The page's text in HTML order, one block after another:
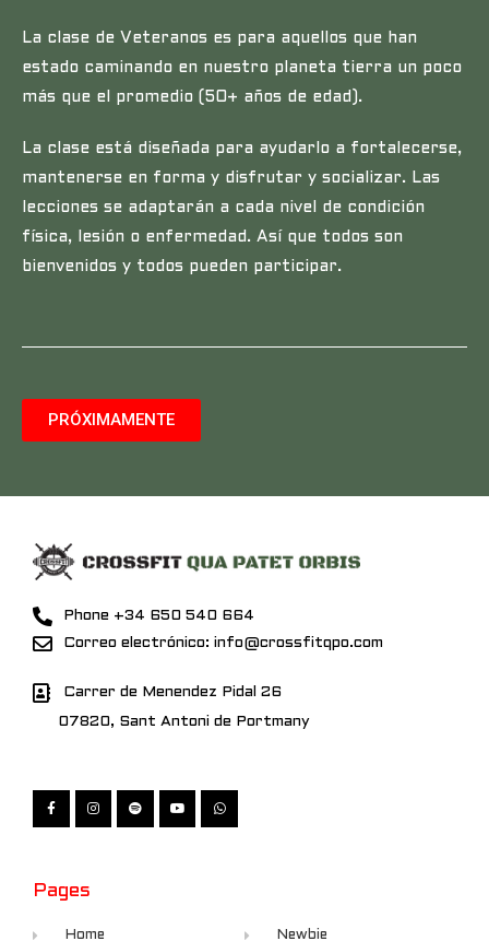
La clase de Veteranos es para aquellos que han
estado caminando en nuestro planeta tierra un poco
más que el promedio (50+ años de edad).
La clase está diseñada para ayudarlo a fortalecerse,
mantenerse en forma y disfrutar y socializar. Las
lecciones se adaptarán a cada nivel de condición
física, lesión o enfermedad. Así que todos son
bienvenidos y todos pueden participar.
PRÓXIMAMENTE
Phone +34 650 540 664
Correo electrónico: info@crossfitqpo.com
Carrer de Menendez Pidal 26
07820, Sant Antoni de Portmany
Pages
Home Newbie